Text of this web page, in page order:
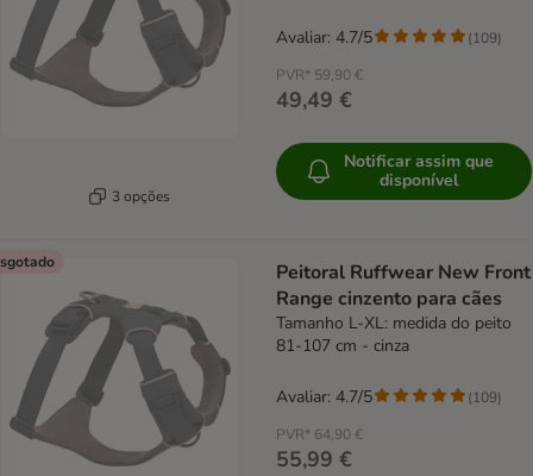
3 opções
PVR* 59,90 €
49,49 €
Avaliar: 4.7/5 (109)
Notificar assim que
disponível
Peitoral Ruffwear New Front
Range cinzento para cães
Tamanho L-XL: medida do peito
81-107 cm - cinza
PVR* 64,90 €
55,99 €
Avaliar: 4.7/5 (109)